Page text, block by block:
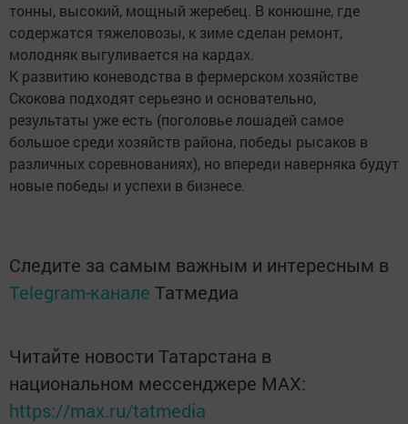
тонны, высокий, мощный жеребец. В конюшне, где
содержатся тяжеловозы, к зиме сделан ремонт,
молодняк выгуливается на кардах.
К развитию коневодства в фермерском хозяйстве
Скокова подходят серьезно и основательно,
результаты уже есть (поголовье лошадей самое
большое среди хозяйств района, победы рысаков в
различных соревнованиях), но впереди наверняка будут
новые победы и успехи в бизнесе.
Следите за самым важным и интересным в
Telegram-канале Татмедиа
Читайте новости Татарстана в
национальном мессенджере MАХ:
https://max.ru/tatmedia